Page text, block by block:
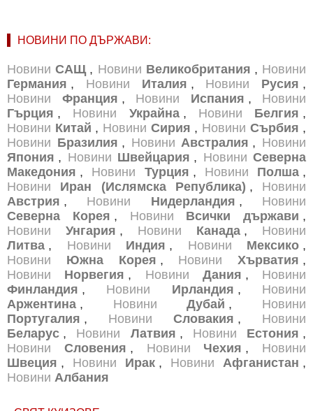
НОВИНИ ПО ДЪРЖАВИ:
Новини САЩ , Новини Великобритания , Новини
Германия , Новини Италия , Новини Русия ,
Новини
Франция , Новини Испания , Новини
Гърция , Новини Украйна , Новини Белгия ,
Новини Китай , Новини Сирия , Новини Сърбия ,
Новини Бразилия , Новини Австралия , Новини
Япония , Новини Швейцария , Новини Северна
Македония , Новини Турция , Новини Полша ,
Новини
Иран (Ислямска Република) , Новини
Австрия , Новини Нидерландия , Новини
Северна Корея , Новини Всички държави ,
Новини
Унгария , Новини Канада , Новини
Литва , Новини Индия , Новини Мексико ,
Новини
Южна Корея , Новини Хърватия ,
Новини
Норвегия , Новини Дания , Новини
Финландия , Новини Ирландия , Новини
Аржентина , Новини Дубай , Новини
Португалия , Новини Словакия , Новини
Беларус , Новини Латвия , Новини Естония ,
Новини
Словения , Новини Чехия , Новини
Швеция , Новини Ирак , Новини Афганистан ,
Новини Албания